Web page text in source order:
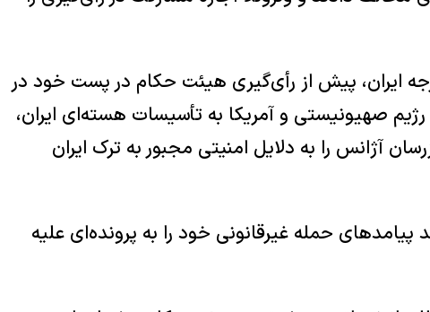
ایران، پیش از رأی‌گیری هیئت حکام در پست خود در
صهیونیستی و آمریکا به تأسیسات هسته‌ای ایران،
آژانس را به دلایل امنیتی مجبور به ترک ایران
پیامدهای حمله غیرقانونی خود را به پرونده‌ای علیه